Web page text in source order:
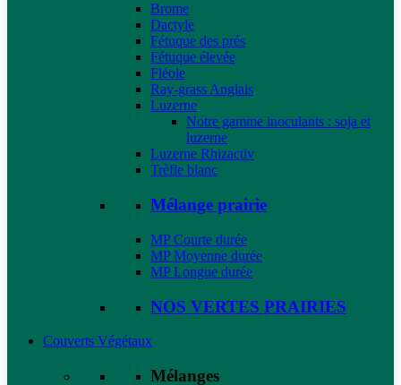
Brome
Dactyle
Fétuque des prés
Fétuque élevée
Fléole
Ray-grass Anglais
Luzerne
Notre gamme inoculants : soja et
luzerne
Luzerne Rhizactiv
Trèfle blanc
Mélange prairie
MP Courte durée
MP Moyenne durée
MP Longue durée
NOS VERTES PRAIRIES
Couverts Végétaux
Mélanges